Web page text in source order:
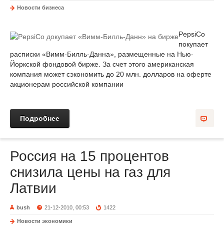
Новости бизнеса
PepsiCo
покупает
расписки «Вимм-Билль-Данна», размещенные на Нью-
Йоркской фондовой бирже. За счет этого американская
компания может сэкономить до 20 млн. долларов на оферте
акционерам российской компании
Подробнее
Россия на 15 процентов
снизила цены на газ для
Латвии
bush 21-12-2010, 00:53 1422
Новости экономики